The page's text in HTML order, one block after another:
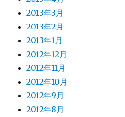
2013年3月
2013年2月
2013年1月
2012年12月
2012年11月
2012年10月
2012年9月
2012年8月